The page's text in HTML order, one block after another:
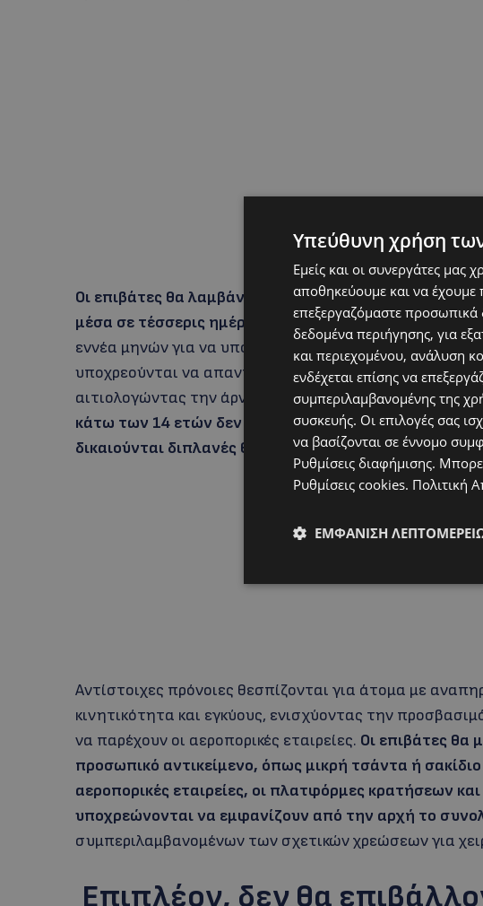
Οι επιβάτες θα λαμβάνουν ηλεκτρονικά σαφείς
μέσα σε τέσσερις ημέρες από την ολοκλήρωση του
εννέα μηνών για να υποβάλουν το αίτημά τους, ενώ οι
υποχρεούνται να απαντούν εντός 30 ημερών, είτε
αιτιολογώντας την άρνησή τους.Η συμφωνία
κάτω των 14 ετών δεν θα χωρίζονται μέσα στο
δικαιούνται διπλανές θέσεις χωρίς επιπλέον χρέωση.
Αντίστοιχες πρόνοιες θεσπίζονται για άτομα με
κινητικότητα και εγκύους, ενισχύοντας την
να παρέχουν οι αεροπορικές εταιρείες. Οι επιβάτες θα
προσωπικό αντικείμενο, όπως μικρή τσάντα ή
αεροπορικές εταιρείες, οι πλατφόρμες κρατήσεων
υποχρεώνονται να εμφανίζουν από την αρχή το
συμπεριλαμβανομένων των σχετικών χρεώσεων για
Επιπλέον, δεν θα
Υπεύθυνη χρήση
Εμείς και οι συνεργάτες μας
αποθηκεύουμε και να
επεξεργαζόμαστε προσωπικά
δεδομένα περιήγησης, για
και περιεχομένου, ανάλυση
ενδέχεται επίσης να
συμπεριλαμβανομένης της
συσκευής. Οι επιλογές σας
να βασίζονται σε έννομο
Ρυθμίσεις διαφήμισης.
Ρυθμίσεις cookies. Πολιτική
ΕΜΦΆΝΙΣΗ